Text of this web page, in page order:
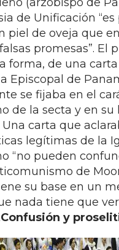
de Unificación “es
piel de oveja que
promesas”. El
forma, de una
Episcopal de
se fijaba en el
de la secta y en su
carta que
legítimas de la
“no pueden
de
su base en un
nada tiene que ver
Confusión y